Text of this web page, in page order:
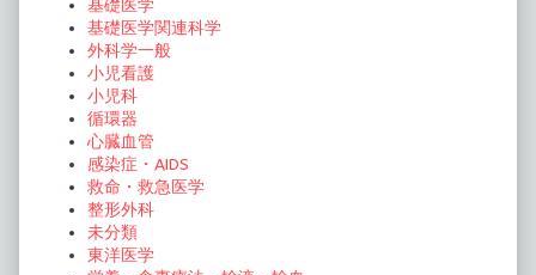
基礎医学
基礎医学関連科学
外科学一般
小児看護
小児科
循環器
心臓血管
感染症・AIDS
救命・救急医学
整形外科
未分類
東洋医学